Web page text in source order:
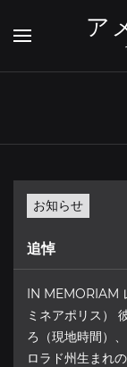
content
ア
お知らせ
追悼
IN MEMORIAM
ミネアポリス）
ろ（現地時間）
ロラド州生まれ